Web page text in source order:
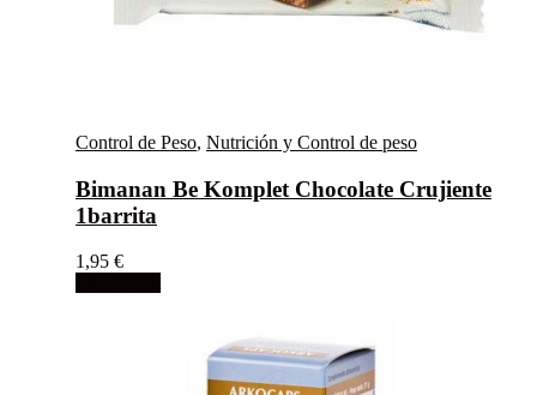
Control de Peso, Nutrición y Control de peso
Bimanan Be Komplet Chocolate Crujiente
1barrita
1,95 €